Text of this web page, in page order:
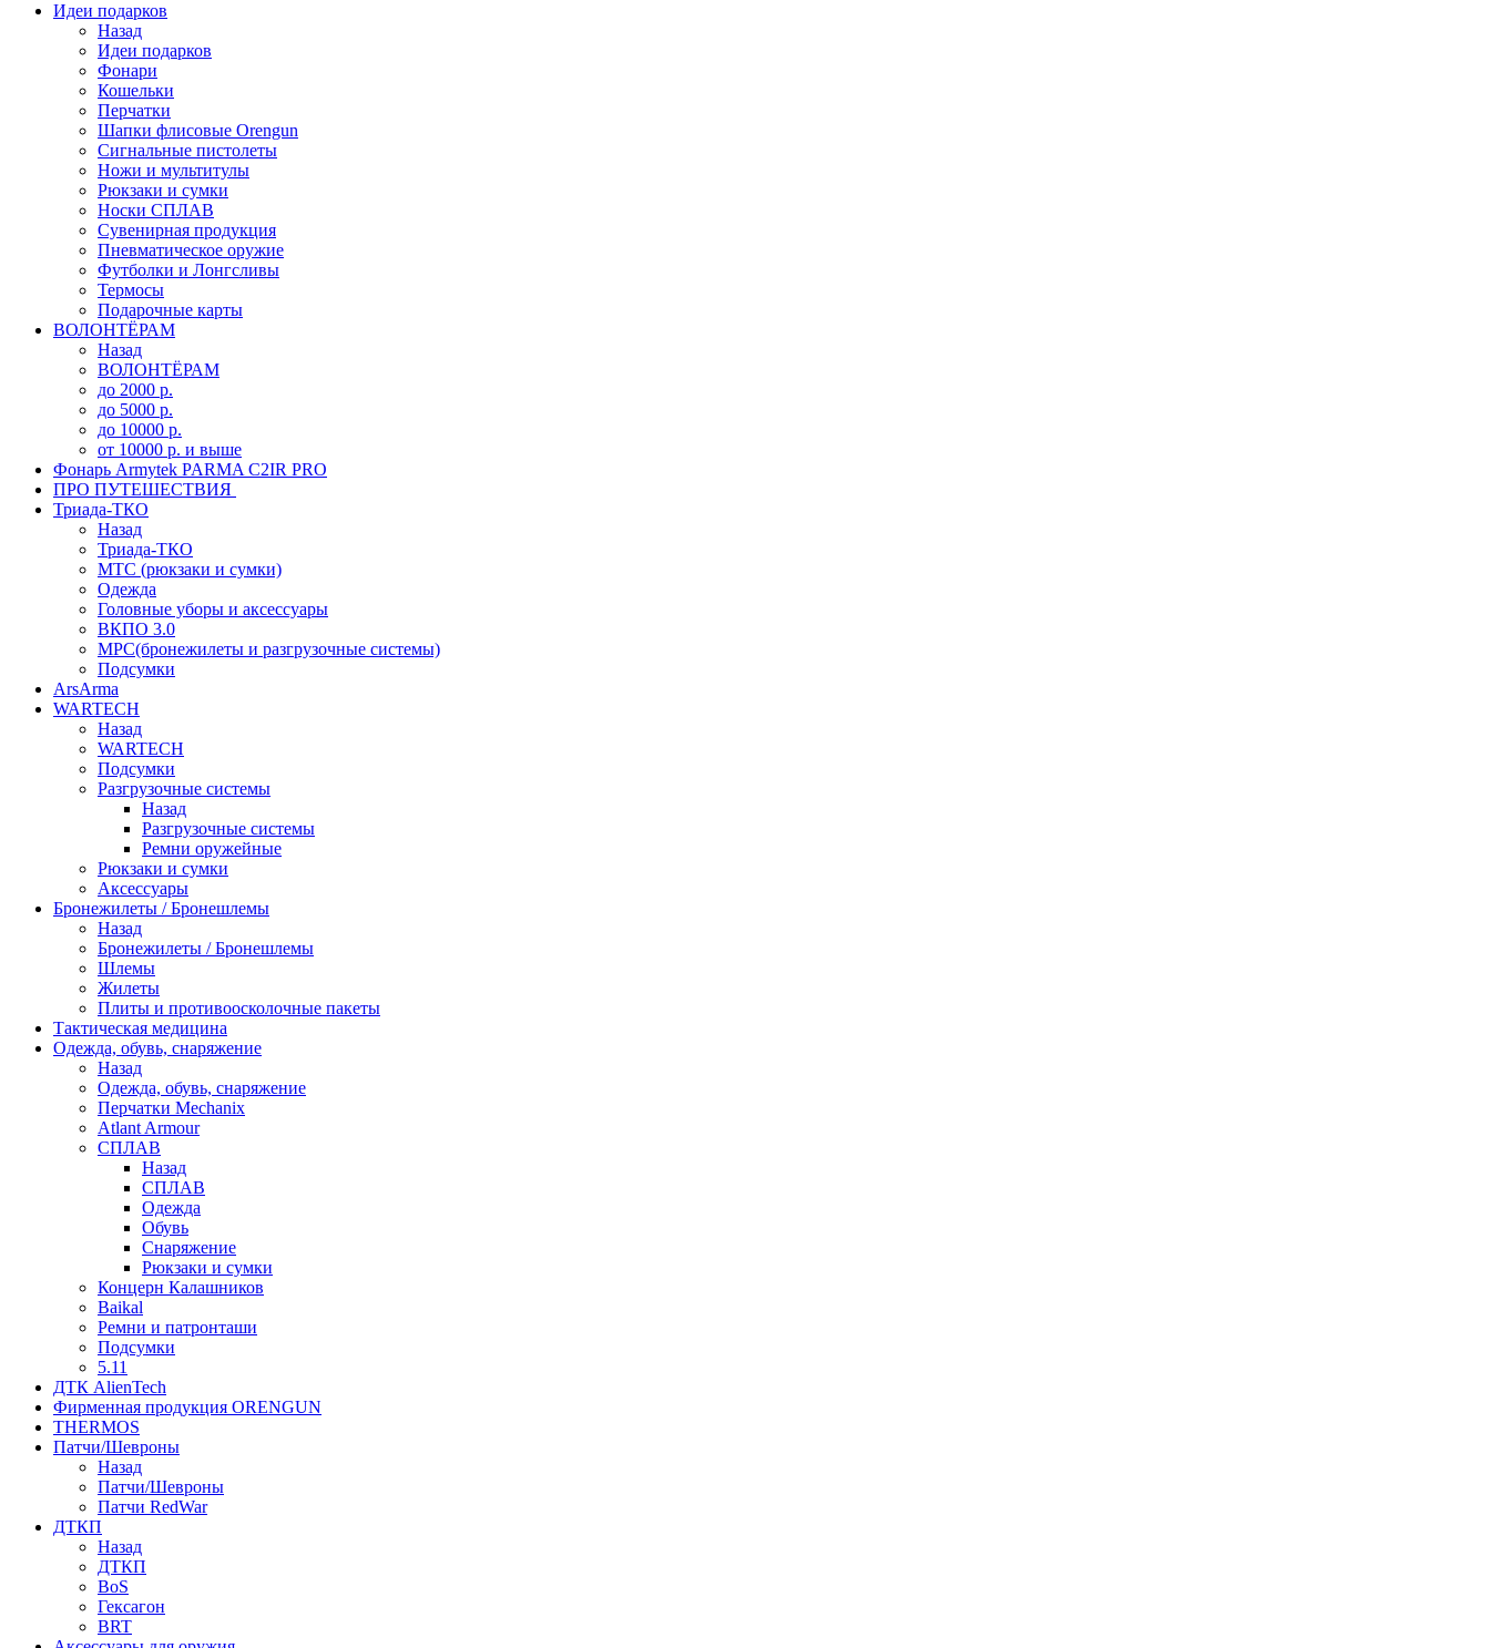
Идеи подарков
Назад
Идеи подарков
Фонари
Кошельки
Перчатки
Шапки флисовые Orengun
Сигнальные пистолеты
Ножи и мультитулы
Рюкзаки и сумки
Носки СПЛАВ
Сувенирная продукция
Пневматическое оружие
Футболки и Лонгсливы
Термосы
Подарочные карты
ВОЛОНТЁРАМ
Назад
ВОЛОНТЁРАМ
до 2000 р.
до 5000 р.
до 10000 р.
от 10000 р. и выше
Фонарь Armytek PARMA C2IR PRO
ПРО ПУТЕШЕСТВИЯ
Триада-ТКО
Назад
Триада-ТКО
МТС (рюкзаки и сумки)
Одежда
Головные уборы и аксессуары
ВКПО 3.0
МРС(бронежилеты и разгрузочные системы)
Подсумки
ArsArma
WARTECH
Назад
WARTECH
Подсумки
Разгрузочные системы
Назад
Разгрузочные системы
Ремни оружейные
Рюкзаки и сумки
Аксессуары
Бронежилеты / Бронешлемы
Назад
Бронежилеты / Бронешлемы
Шлемы
Жилеты
Плиты и противоосколочные пакеты
Тактическая медицина
Одежда, обувь, снаряжение
Назад
Одежда, обувь, снаряжение
Перчатки Mechanix
Atlant Armour
СПЛАВ
Назад
СПЛАВ
Одежда
Обувь
Снаряжение
Рюкзаки и сумки
Концерн Калашников
Baikal
Ремни и патронташи
Подсумки
5.11
ДТК AlienTech
Фирменная продукция ORENGUN
THERMOS
Патчи/Шевроны
Назад
Патчи/Шевроны
Патчи RedWar
ДТКП
Назад
ДТКП
BoS
Гексагон
BRT